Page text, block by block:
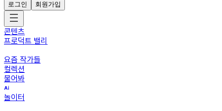
로그인
회원가입
콘텐츠
프로덕트 밸리
요즘 작가들
컬렉션
물어봐
놀이터